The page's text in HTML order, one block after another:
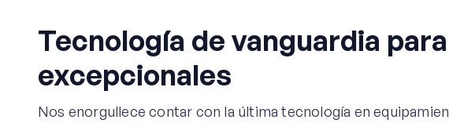
Tecnología de vanguardia
excepcionales
Nos enorgullece contar con la última tecnología en